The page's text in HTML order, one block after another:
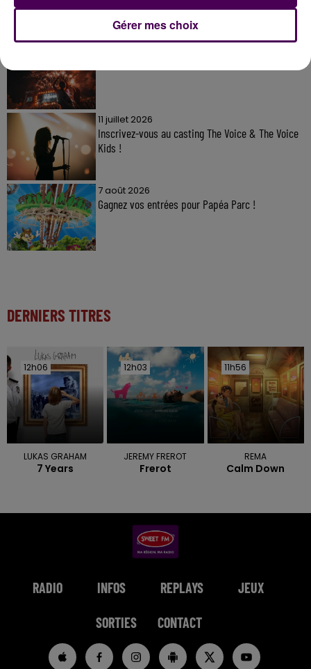
À LA UNE
11 juillet 2026
Inscrivez-vous au casting The Voice & The Voice
Kids !
7 août 2026
Gagnez vos entrées pour Papéa Parc !
DERNIERS TITRES
12h06
12h06
LUKAS GRAHAM
7 Years
12h03
12h03
JEREMY FREROT
Frerot
11h56
11h56
REMA
Calm Down
RADIO INFOS REPLAYS JEUX
SORTIES CONTACT
Gérer mes choix